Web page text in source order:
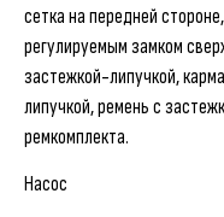
сетка на передней
регулируемым замком
застежкой-липучкой,
липучкой, ремень с
ремкомплекта.
Насос